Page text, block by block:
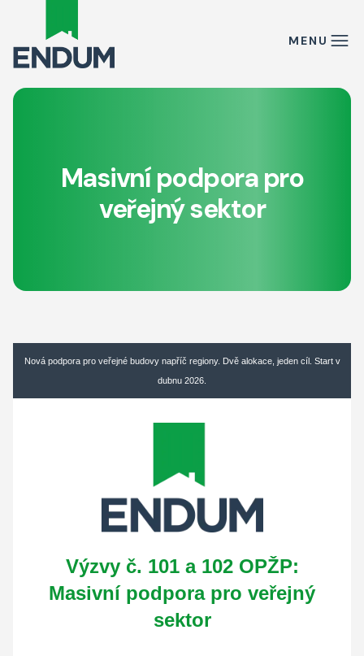
MENU
Masivní podpora pro
veřejný sektor
Nová podpora pro veřejné budovy napříč regiony. Dvě alokace, jeden cíl. Start v
dubnu 2026.
Výzvy č. 101 a 102 OPŽP:
Masivní podpora pro veřejný
sektor